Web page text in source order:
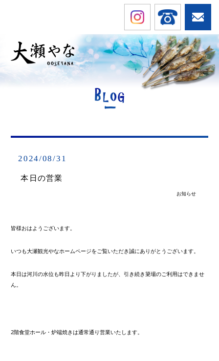
お店のご案内 お知らせ アクセス
2024/08/31
本日の営業
お知らせ
皆様おはようございます。
いつも大瀬観光やなホームページをご覧いただき誠にありがとうございます。
本日は河川の水位も昨日より下がりましたが、引き続き簗場のご利用はできませ
ん。
2階食堂ホール・炉端焼きは通常通り営業いたします。